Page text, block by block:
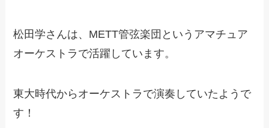
松田学さんは、METT管弦楽団というアマチュア
オーケストラで活躍しています。
東大時代からオーケストラで演奏していたようで
す！